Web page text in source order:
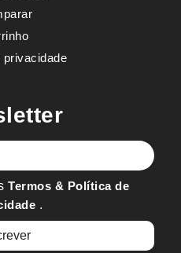
privacidade
Termos & Política de
.